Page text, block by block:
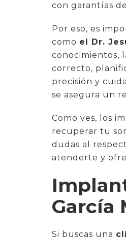
con garantías
Por eso, es
como el Dr.
conocimientos,
correcto,
precisión y
se asegura un
Como ves, los
recuperar tu
dudas al
atenderte y
García
Si buscas una